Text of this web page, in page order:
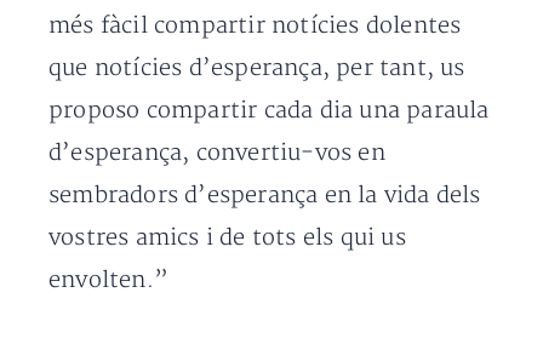
més fàcil compartir notícies dolentes
que notícies d’esperança, per tant, us
proposo compartir cada dia una paraula
d’esperança, convertiu-vos en
sembradors d’esperança en la vida dels
vostres amics i de tots els qui us
envolten.”